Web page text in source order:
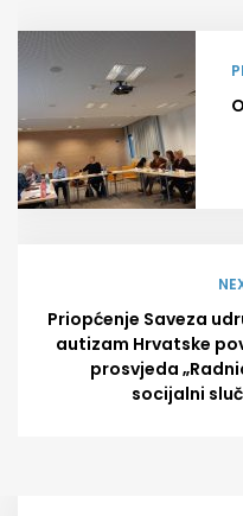
Priopćenje Saveza
autizam Hrvatske
prosvjeda
socijalni